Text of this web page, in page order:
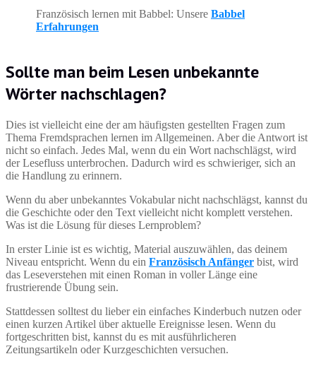
Französisch lernen mit Babbel: Unsere Babbel
Erfahrungen
Sollte man beim Lesen unbekannte
Wörter nachschlagen?
Dies ist vielleicht eine der am häufigsten gestellten Fragen zum
Thema Fremdsprachen lernen im Allgemeinen. Aber die Antwort ist
nicht so einfach. Jedes Mal, wenn du ein Wort nachschlägst, wird
der Lesefluss unterbrochen. Dadurch wird es schwieriger, sich an
die Handlung zu erinnern.
Wenn du aber unbekanntes Vokabular nicht nachschlägst, kannst du
die Geschichte oder den Text vielleicht nicht komplett verstehen.
Was ist die Lösung für dieses Lernproblem?
In erster Linie ist es wichtig, Material auszuwählen, das deinem
Niveau entspricht. Wenn du ein Französisch Anfänger bist, wird
das Leseverstehen mit einen Roman in voller Länge eine
frustrierende Übung sein.
Stattdessen solltest du lieber ein einfaches Kinderbuch nutzen oder
einen kurzen Artikel über aktuelle Ereignisse lesen. Wenn du
fortgeschritten bist, kannst du es mit ausführlicheren
Zeitungsartikeln oder Kurzgeschichten versuchen.